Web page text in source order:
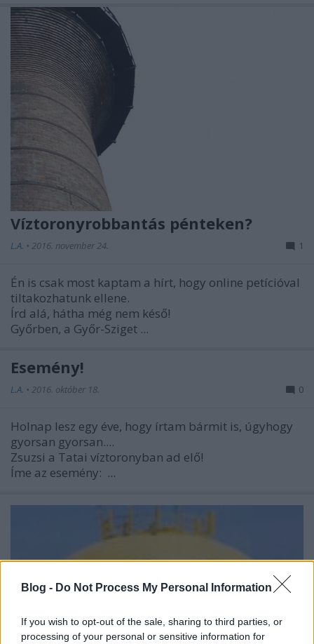
Blog - Do Not Process My Personal Information
If you wish to opt-out of the sale, sharing to third parties, or
processing of your personal or sensitive information for
Víztoronyrobbantás pénteken?
L.A. • 2016. november 24. 1
Én is csak most kaptam a hírt, hogy online petícióval
tiltakozhatunk ellene.
Írd alá, hátha még nem késő!
Győrben, a Győr-Sziget ...
Esemény!
L.A. • 2016. október 18. 0
Holnap lesz egy éve, hogy írtam bármit is, úgyhogy
gyorsan gyorsan....
Zsuzsi a Tatai víztoronyban ad elő!
Íme az esemény: ...